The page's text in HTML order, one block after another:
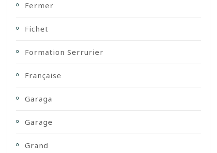
Fermer
Fichet
Formation Serrurier
Française
Garaga
Garage
Grand